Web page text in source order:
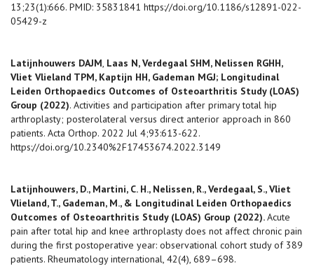
13;23(1):666. PMID: 35831841 https://doi.org/10.1186/s12891-022-
05429-z
Latijnhouwers DAJM, Laas N, Verdegaal SHM, Nelissen RGHH,
Vliet Vlieland TPM, Kaptijn HH, Gademan MGJ; Longitudinal
Leiden Orthopaedics Outcomes of Osteoarthritis Study (LOAS)
Group (2022). Activities and participation after primary total hip
arthroplasty; posterolateral versus direct anterior approach in 860
patients. Acta Orthop. 2022 Jul 4;93:613-622.
https://doi.org/10.2340%2F17453674.2022.3149
Latijnhouwers, D., Martini, C. H., Nelissen, R., Verdegaal, S., Vliet
Vlieland, T., Gademan, M., & Longitudinal Leiden Orthopaedics
Outcomes of Osteoarthritis Study (LOAS) Group (2022).Acute
pain after total hip and knee arthroplasty does not affect chronic pain
during the first postoperative year: observational cohort study of 389
patients. Rheumatology international, 42(4), 689–698.